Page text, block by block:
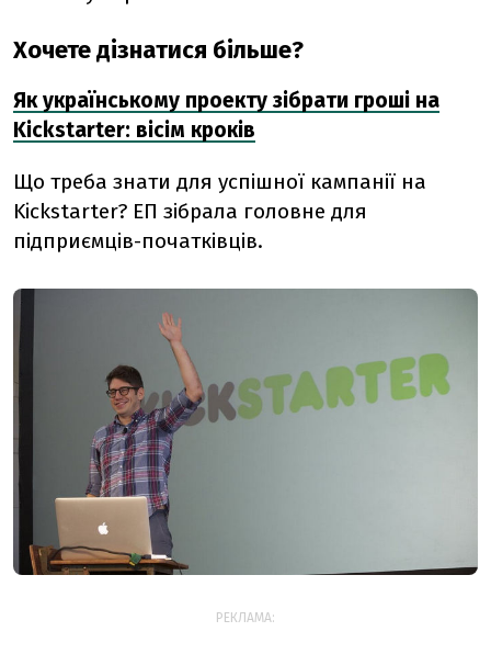
Хочете дізнатися більше?
Як українському проекту зібрати гроші на
Kickstarter: вісім кроків
Що треба знати для успішної кампанії на
Kickstarter? ЕП зібрала головне для
підприємців-початківців.
РЕКЛАМА: